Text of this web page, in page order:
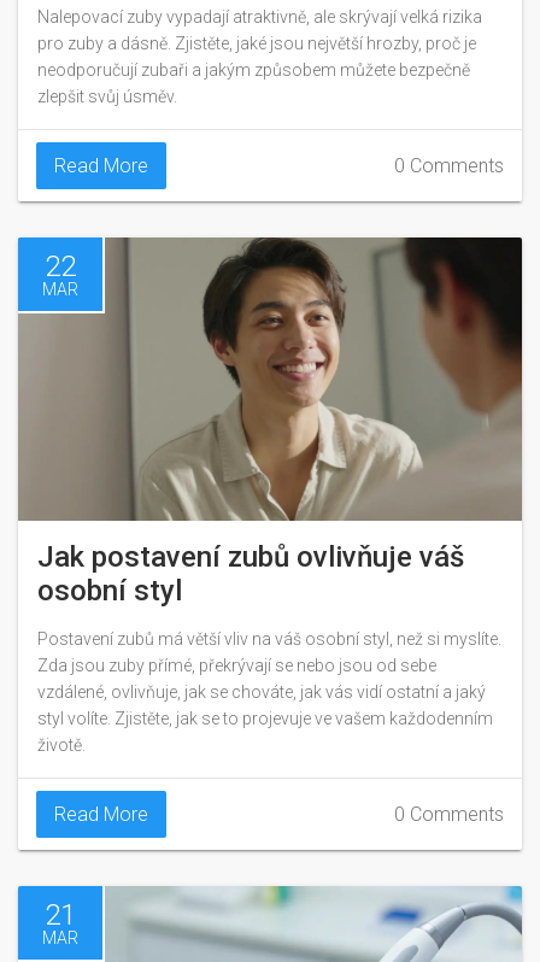
Nalepovací zuby vypadají atraktivně, ale skrývají velká rizika
pro zuby a dásně. Zjistěte, jaké jsou největší hrozby, proč je
neodporučují zubaři a jakým způsobem můžete bezpečně
zlepšit svůj úsměv.
Read More 0 Comments
22
MAR
Jak postavení zubů ovlivňuje váš
osobní styl
Postavení zubů má větší vliv na váš osobní styl, než si myslíte.
Zda jsou zuby přímé, překrývají se nebo jsou od sebe
vzdálené, ovlivňuje, jak se chováte, jak vás vidí ostatní a jaký
styl volíte. Zjistěte, jak se to projevuje ve vašem každodenním
životě.
Read More 0 Comments
21
MAR